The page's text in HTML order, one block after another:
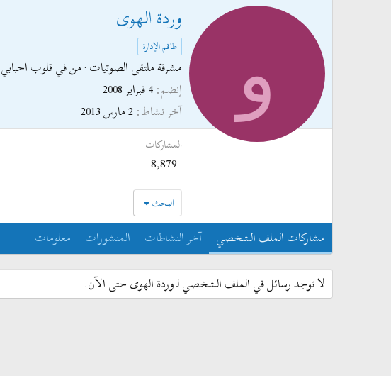
و
وردة الهوى
طاقم الإدارة
مشرقة ملتقى الصوتيات·منفي قلوب احبابي
إنضم 4 فبراير 2008
آخر نشاط 2 مارس 2013
المشاركات
8,879
البحث
مشاركات الملف الشخصي آخر النشاطات المنشورات معلومات
لا توجد رسائل في الملف الشخصي لـ وردة الهوى حتى الآن.